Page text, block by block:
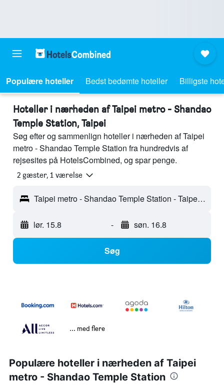
Populære hoteller Bedst bedømte hoteller Billigste
Hoteller i nærheden af Taipei metro - Shandao
Temple Station, Taipei
Søg efter og sammenlign hoteller i nærheden af Taipei
metro - Shandao Temple Station fra hundredvis af
rejsesites på HotelsCombined, og spar penge.
2 gæster, 1 værelse
Taipei metro - Shandao Temple Station - Taipei, Taiwan
lør. 15.8 - søn. 16.8
Søg
... med flere
Populære hoteller i nærheden af Taipei
metro - Shandao Temple Station